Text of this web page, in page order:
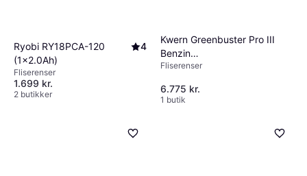
Ryobi RY18PCA-120
(1x2.0Ah)
4
Fliserenser
1.699 kr.
2 butikker
Kwern Greenbuster Pro III
Benzin
Ukrudtsbørstemaskine 24
Fliserenser
6.775 kr.
1 butik